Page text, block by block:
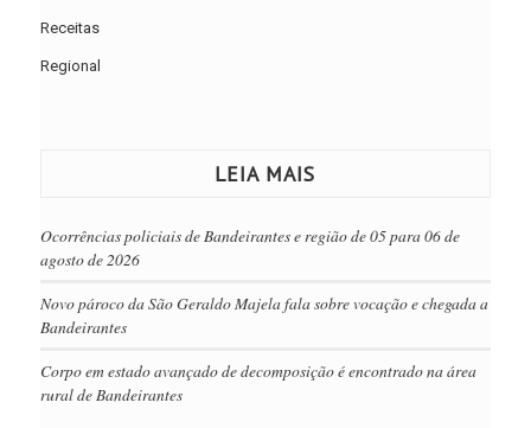
Receitas
Regional
LEIA MAIS
Ocorrências policiais de Bandeirantes e região de 05 para 06 de
agosto de 2026
Novo pároco da São Geraldo Majela fala sobre vocação e chegada a
Bandeirantes
Corpo em estado avançado de decomposição é encontrado na área
rural de Bandeirantes